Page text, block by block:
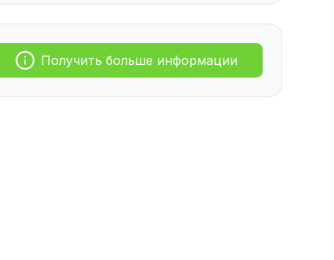
Получить больше информации